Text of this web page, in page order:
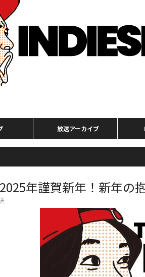
放送アーカイブ
年謹賀新年！新年の